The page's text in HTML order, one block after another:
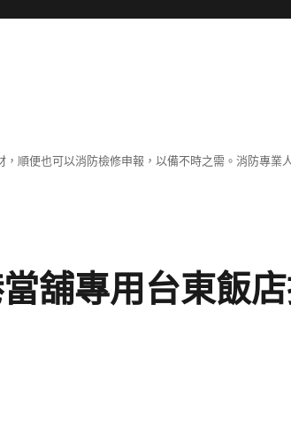
順便也可以消防檢修申報，以備不時之需。消防專
舖專用台東飯